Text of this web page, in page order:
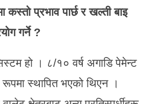
कस्तो प्रभाव पार्छ र खल्ती बाइ
गर्ने ?
हो । ८/१० वर्ष अगाडि पेमेन्ट
रूपमा स्थापित भएको थिएन ।